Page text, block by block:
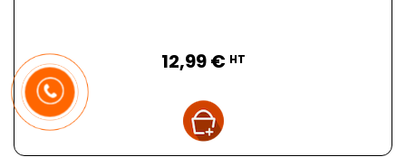
12,99 € HT